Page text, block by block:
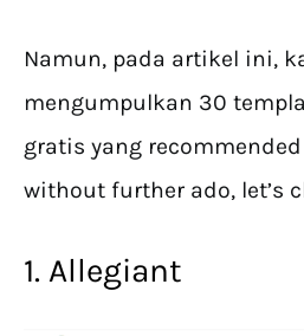
Namun, pada artikel ini,
mengumpulkan 30
gratis yang
without further ado, let’s
1. Allegiant